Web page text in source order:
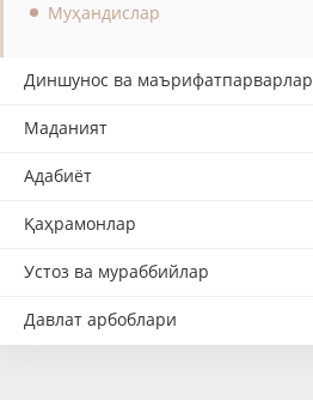
Муҳандислар
Диншунос ва маърифатпарварлар
Маданият
Адабиёт
Қаҳрамонлар
Устоз ва мураббийлар
Давлат арбоблари